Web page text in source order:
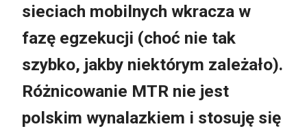
sieciach mobilnych wkracza w
fazę egzekucji (choć nie tak
szybko, jakby niektórym zależało).
Różnicowanie MTR nie jest
polskim wynalazkiem i stosuję się